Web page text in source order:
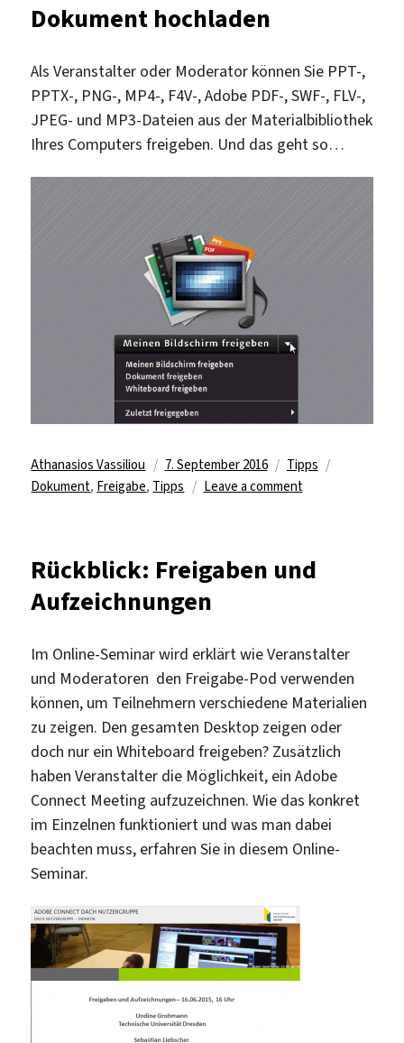
Dokument hochladen
Als Veranstalter oder Moderator können Sie PPT-,
PPTX-, PNG-, MP4-, F4V-, Adobe PDF-, SWF-, FLV-,
JPEG- und MP3-Dateien aus der Materialbibliothek
Ihres Computers freigeben. Und das geht so…
Author
Athanasios Vassiliou
Posted
on
7. September 2016 Categories
Tipps
Dokument, Freigabe, Tipps Leave a commenton
Rückblick: Freigaben und
Aufzeichnungen
Im Online-Seminar wird erklärt wie Veranstalter
und Moderatoren den Freigabe-Pod verwenden
können, um Teilnehmern verschiedene Materialien
zu zeigen. Den gesamten Desktop zeigen oder
doch nur ein Whiteboard freigeben? Zusätzlich
haben Veranstalter die Möglichkeit, ein Adobe
Connect Meeting aufzuzeichnen. Wie das konkret
im Einzelnen funktioniert und was man dabei
beachten muss, erfahren Sie in diesem Online-
Seminar.